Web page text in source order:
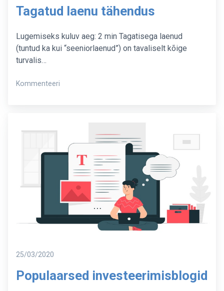
Tagatud laenu tähendus
Lugemiseks kuluv aeg: 2 min Tagatisega laenud
(tuntud ka kui “seeniorlaenud”) on tavaliselt kõige
turvalis…
Kommenteeri
Postitatud
25/03/2020
Populaarsed investeerimisblogid